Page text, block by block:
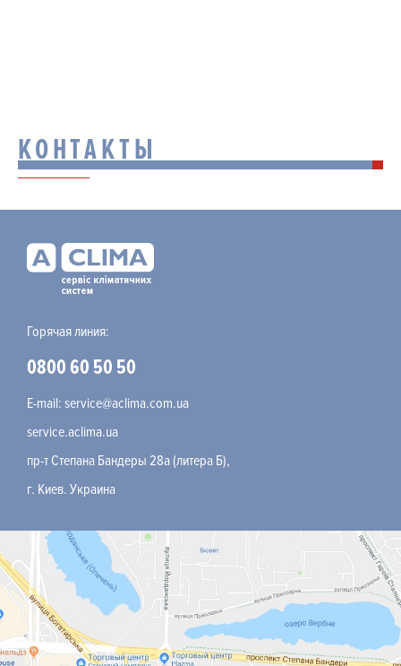
КОНТАКТЫ
Горячая линия:
0800 60 50 50
E-mail: service@aclima.com.ua
service.aclima.ua
пр-т Степана Бандеры 28а (литера Б),
г. Киев. Украина